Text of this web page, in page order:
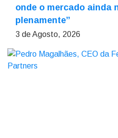
onde o mercado ainda
plenamente”
3 de Agosto, 2026